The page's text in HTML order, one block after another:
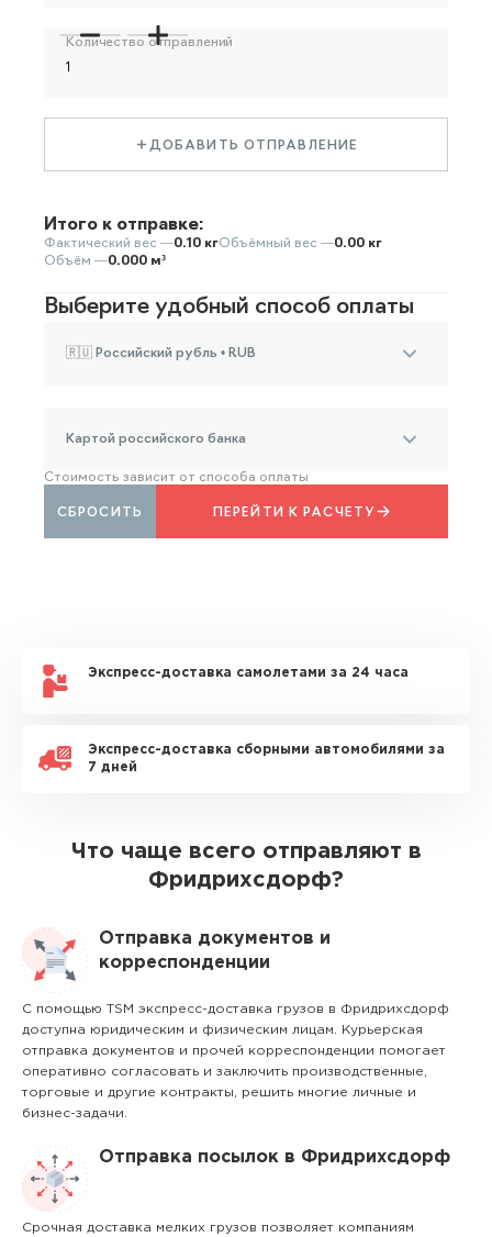
Количество отправлений
ДОБАВИТЬ ОТПРАВЛЕНИЕ
Итого к отправке:
Фактический вес —0.10 кгОбъёмный вес —0.00 кг
Объём —0.000 м³
Выберите удобный способ оплаты
🇷🇺 Российский рубль • RUB
Картой российского банка
Стоимость зависит от способа оплаты
ПЕРЕЙТИ К РАСЧЕТУ
СБРОСИТЬ
Экспресс-доставка самолетами за 24 часа
Экспресс-доставка сборными автомобилями за
7 дней
Что чаще всего отправляют в
Фридрихсдорф?
Отправка документов и
корреспонденции
С помощью TSM экспресс-доставка грузов в Фридрихсдорф
доступна юридическим и физическим лицам. Курьерская
отправка документов и прочей корреспонденции помогает
оперативно согласовать и заключить производственные,
торговые и другие контракты, решить многие личные и
бизнес-задачи.
Отправка посылок в Фридрихсдорф
Срочная доставка мелких грузов позволяет компаниям